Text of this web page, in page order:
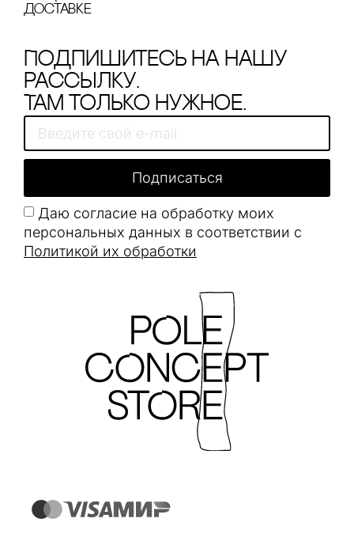
доставке
Подпишитесь на нашу
рассылку.
Там только нужное.
Даю согласие на обработку моих
персональных данных в соответствии с
Политикой их обработки
Подписаться